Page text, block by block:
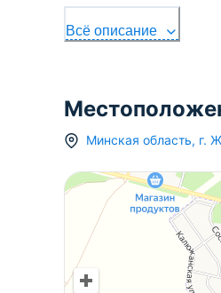
Всё описание
Минская область, г.